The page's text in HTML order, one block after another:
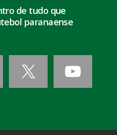
de tudo que
paranaense